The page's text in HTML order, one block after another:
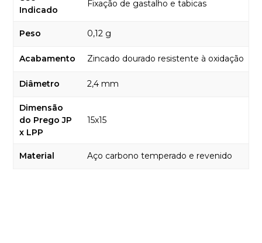
Indicado
Fixação de gastalho e tabicas
Peso 0,12 g
Acabamento Zincado dourado resistente à oxidação
Diâmetro 2,4 mm
Dimensão
do Prego JP
x LPP
15x15
Material Aço carbono temperado e revenido